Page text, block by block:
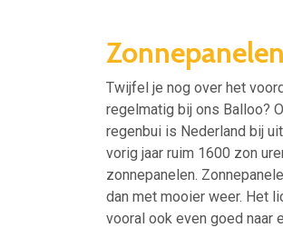
Twijfel je nog over het
regelmatig bij ons Balloo?
regenbui is Nederland bij
vorig jaar ruim 1600 zon
zonnepanelen.
dan met mooier weer. Het
vooral ook even goed naar